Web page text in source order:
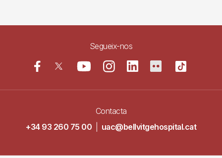
Segueix-nos
Contacta
+34 93 260 75 00
uac@bellvitgehospital.cat